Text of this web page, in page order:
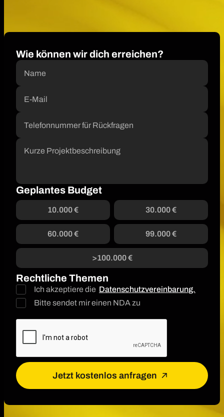
Wie können wir dich erreichen?
Geplantes Budget
10.000 € 30.000 €
60.000 € 99.000 €
>100.000 €
Rechtliche Themen
Ich akzeptiere die Datenschutzvereinbarung.
Bitte sendet mir einen NDA zu
Jetzt kostenlos anfragen